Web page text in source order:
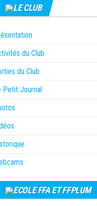
LE CLUB
du Club
du Club
Petit Journal
ECOLE FFA ET FFPLUM